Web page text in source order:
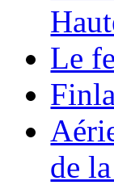
Le
de